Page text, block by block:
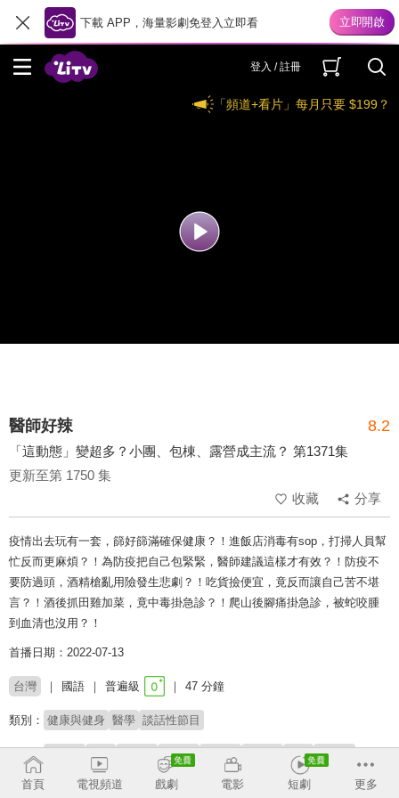
下載 APP，海量影劇免登入立即看
登入 / 註冊
「頻道+看片」每月只要 $199？
醫師好辣 8.2
「這動態」變超多？小團、包棟、露營成主流？ 第1371集
更新至第 1750 集
收藏
分享
疫情出去玩有一套，篩好篩滿確保健康？！進飯店消毒有sop，打掃人員幫
忙反而更麻煩？！為防疫把自己包緊緊，醫師建議這樣才有效？！防疫不
要防過頭，酒精槍亂用險發生悲劇？！吃貨撿便宜，竟反而讓自己苦不堪
言？！酒後抓田雞加菜，竟中毒掛急診？！爬山後腳痛掛急診，被蛇咬腫
到血清也沒用？！
首播日期：2022-07-13
台灣 國語 普遍級 47 分鐘
類別： 健康與健身 醫學 談話性節目
來賓： 佩佩 徐瑋吟 洪永祥 李尚 葉秉威
主持： 徐乃麟
首頁 電視頻道 戲劇 電影 短劇 更多